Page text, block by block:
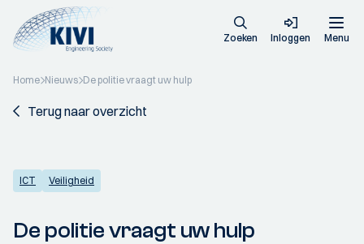
Zoeken Inloggen Menu
Home Nieuws De politie vraagt uw hulp
Terug naar overzicht
ICT Veiligheid
De politie vraagt uw hulp